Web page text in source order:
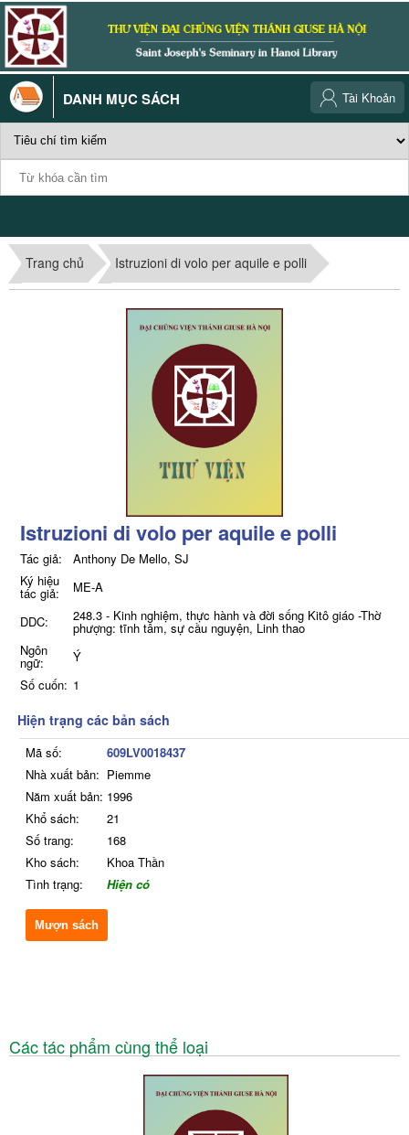
DANH MỤC SÁCH Tài Khoản
Trang chủ Istruzioni di volo per aquile e polli
Istruzioni di volo per aquile e polli
Tác giả:
Anthony De Mello, SJ
Ký hiệu
tác giả:
ME-A
DDC:
248.3 - Kinh nghiệm, thực hành và đời sống Kitô giáo -Thờ
phượng: tĩnh tâm, sự cầu nguyện, Linh thao
Ngôn
ngữ:
Ý
Số cuốn: 1
Hiện trạng các bản sách
Mã số:
609LV0018437
Nhà xuất bản: Piemme
Năm xuất bản: 1996
Khổ sách:
21
Số trang:
168
Kho sách:
Khoa Thần
Tình trạng:
Hiện có
Mượn sách
Các tác phẩm cùng thể loại